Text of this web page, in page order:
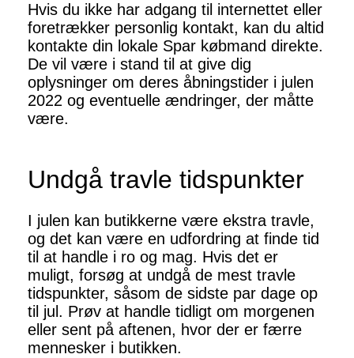
Hvis du ikke har adgang til internettet eller
foretrækker personlig kontakt, kan du altid
kontakte din lokale Spar købmand direkte.
De vil være i stand til at give dig
oplysninger om deres åbningstider i julen
2022 og eventuelle ændringer, der måtte
være.
Undgå travle tidspunkter
I julen kan butikkerne være ekstra travle,
og det kan være en udfordring at finde tid
til at handle i ro og mag. Hvis det er
muligt, forsøg at undgå de mest travle
tidspunkter, såsom de sidste par dage op
til jul. Prøv at handle tidligt om morgenen
eller sent på aftenen, hvor der er færre
mennesker i butikken.